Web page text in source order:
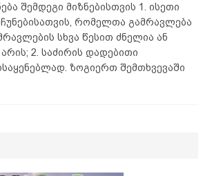
შემდეგი მიზნებისთვის 1. ისეთი
რომელთა გამრავლება
სხვა წესით ძნელია ან
2. საძირის დადებითი
ზოგიერთ შემთხვევაში